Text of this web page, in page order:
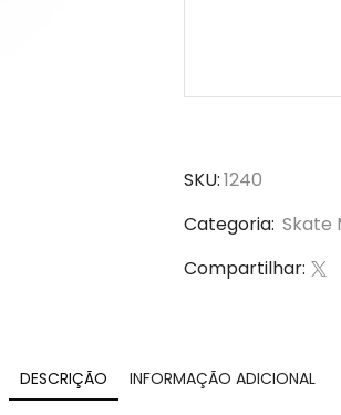
SKU:1240
Categoria: Skate
Compartilhar:
DESCRIÇÃO INFORMAÇÃO ADICIONAL